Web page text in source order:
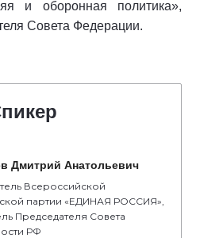
и оборонная политика»,
Совета Федерации.
Дмитрий Анатольевич
Всероссийской
партии «ЕДИНАЯ РОССИЯ»,
Председателя Совета
РФ